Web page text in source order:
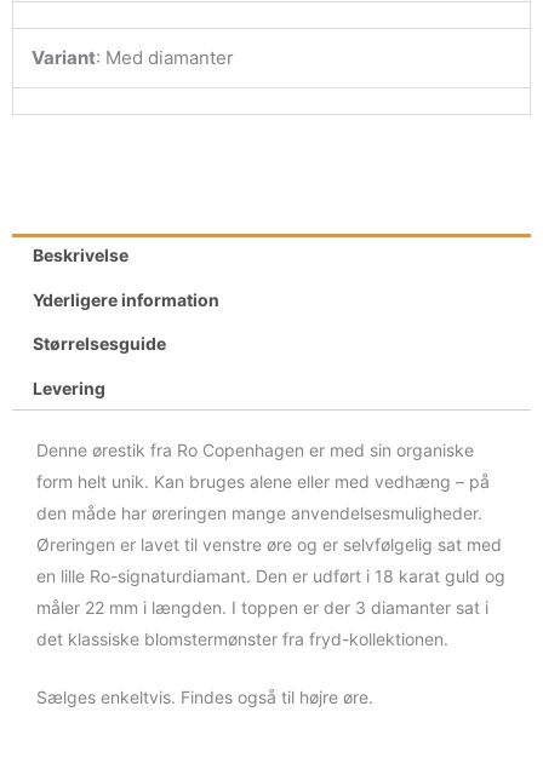
Variant: Med diamanter
Beskrivelse
Yderligere information
Størrelsesguide
Levering
Denne ørestik fra Ro Copenhagen er med sin organiske
form helt unik. Kan bruges alene eller med vedhæng – på
den måde har øreringen mange anvendelsesmuligheder.
Øreringen er lavet til venstre øre og er selvfølgelig sat med
en lille Ro-signaturdiamant. Den er udført i 18 karat guld og
måler 22 mm i længden. I toppen er der 3 diamanter sat i
det klassiske blomstermønster fra fryd-kollektionen.
Sælges enkeltvis. Findes også til højre øre.